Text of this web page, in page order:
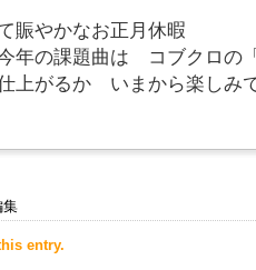
賑やかなお正月休暇
年の課題曲は コブクロの
上がるか いまから楽しみ
集
entry.